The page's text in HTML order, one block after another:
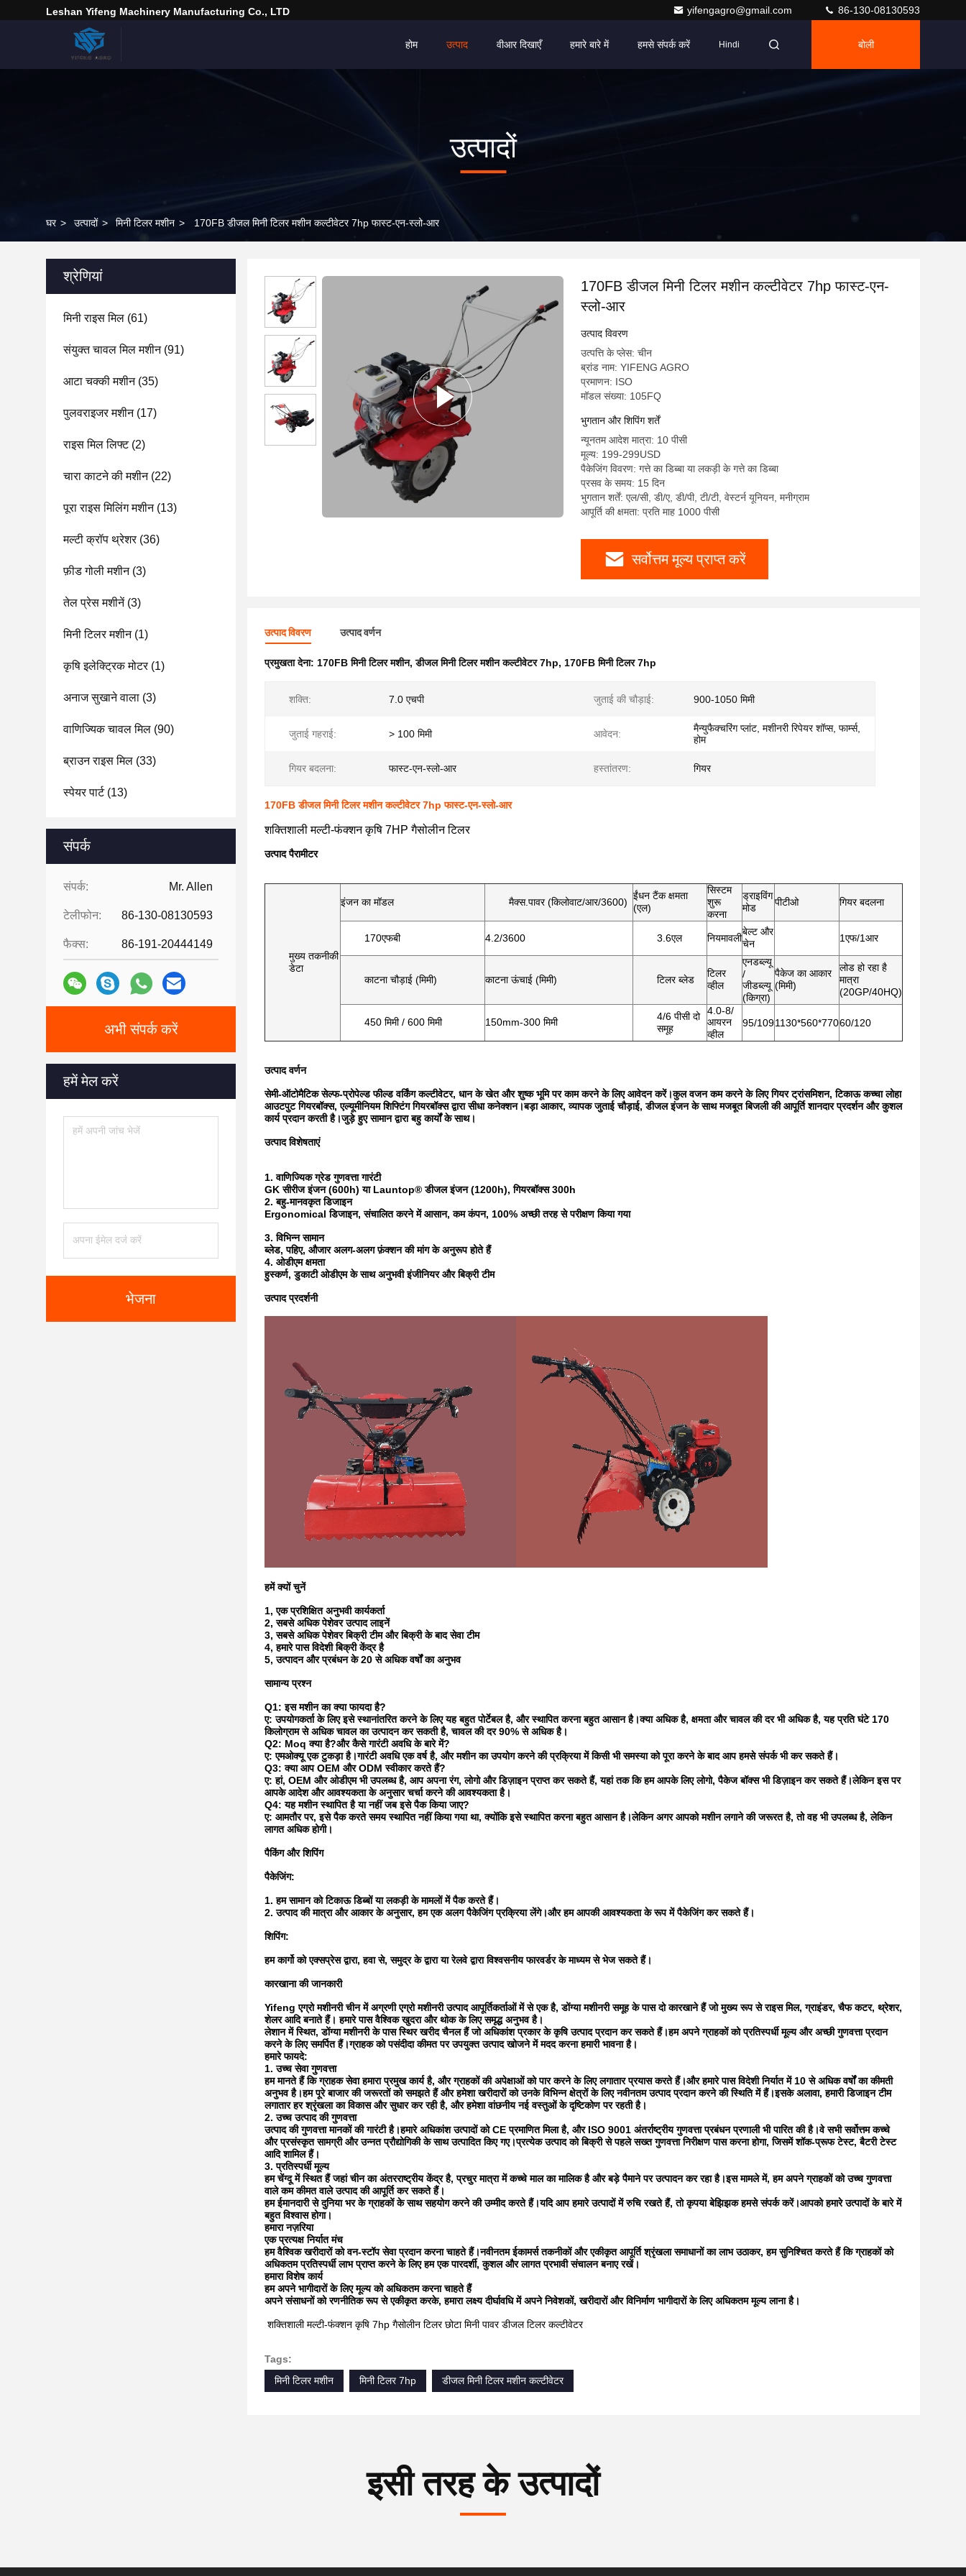
Leshan Yifeng Machinery Manufacturing Co., LTD yifengagro@gmail.com 86-130-08130593
होम उत्पाद वीआर दिखाएँ हमारे बारे में हमसे संपर्क करें Hindi बोली
उत्पादों
घर > उत्पादों > मिनी टिलर मशीन > 170FB डीजल मिनी टिलर मशीन कल्टीवेटर 7hp फास्ट-एन-स्लो-आर
श्रेणियां
मिनी राइस मिल (61)
संयुक्त चावल मिल मशीन(91)
आटा चक्की मशीन(35)
पुलवराइजर मशीन(17)
राइस मिल लिफ्ट(2)
चारा काटने की मशीन(22)
पूरा राइस मिलिंग मशीन(13)
मल्टी क्रॉप थ्रेशर(36)
फ़ीड गोली मशीन(3)
तेल प्रेस मशीनें(3)
मिनी टिलर मशीन(1)
कृषि इलेक्ट्रिक मोटर(1)
अनाज सुखाने वाला (3)
वाणिज्यिक चावल मिल (90)
ब्राउन राइस मिल (33)
स्पेयर पार्ट(13)
संपर्क
संपर्क: Mr. Allen
टेलीफोन: 86-130-08130593
फैक्स: 86-191-20444149
अभी संपर्क करें
हमें मेल करें
भेजना
170FB डीजल मिनी टिलर मशीन कल्टीवेटर 7hp फास्ट-एन-
स्लो-आर
उत्पाद विवरण
उत्पत्ति के प्लेस: चीन
ब्रांड नाम: YIFENG AGRO
प्रमाणन: ISO
मॉडल संख्या: 105FQ
भुगतान और शिपिंग शर्तें
न्यूनतम आदेश मात्रा: 10 पीसी
मूल्य: 199-299USD
पैकेजिंग विवरण: गत्ते का डिब्बा या लकड़ी के गत्ते का डिब्बा
प्रसव के समय: 15 दिन
भुगतान शर्तें: एल/सी, डी/ए, डी/पी, टी/टी, वेस्टर्न यूनियन, मनीग्राम
आपूर्ति की क्षमता: प्रति माह 1000 पीसी
सर्वोत्तम मूल्य प्राप्त करें
उत्पाद विवरण उत्पाद वर्णन
प्रमुखता देना: 170FB मिनी टिलर मशीन,डीजल मिनी टिलर मशीन कल्टीवेटर 7hp, 170FB मिनी टिलर 7hp
शक्ति: 7.0 एचपी जुताई की चौड़ाई: 900-1050 मिमी
जुताई गहराई: > 100 मिमी आवेदन:
मैन्युफैक्चरिंग प्लांट, मशीनरी रिपेयर शॉप्स, फार्म्स,
होम
गियर बदलना: फास्ट-एन-स्लो-आर हस्तांतरण: गियर
170FB डीजल मिनी टिलर मशीन कल्टीवेटर 7hp फास्ट-एन-स्लो-आर
शक्तिशाली मल्टी-फंक्शन कृषि 7HP गैसोलीन टिलर
उत्पाद पैरामीटर
मुख्य तकनीकी
डेटा
इंजन का मॉडल मैक्स.पावर (किलोवाट/आर/3600)
ईंधन टैंक क्षमता
(एल)
सिस्टम
शुरू
करना
ड्राइविंग
मोड
पीटीओ गियर बदलना
170एफबी 4.2/3600 3.6एल नियमावली
बेल्ट और
चेन
1एफ/1आर
काटना चौड़ाई (मिमी) काटना ऊंचाई (मिमी) टिलर ब्लेड
टिलर
व्हील
एनडब्ल्यू
/
जीडब्ल्यू
(किग्रा)
पैकेज का आकार
(मिमी)
लोड हो रहा है
मात्रा
(20GP/40HQ)
450 मिमी / 600 मिमी 150mm-300 मिमी
4/6 पीसी दो
समूह
4.0-8/
आयरन
व्हील
95/1091130*560*77060/120
उत्पाद वर्णन
सेमी-ऑटोमैटिक सेल्फ-प्रोपेल्ड फील्ड वर्किंग कल्टीवेटर, धान के खेत और शुष्क भूमि पर काम करने के लिए आवेदन करें।कुल वजन कम करने के लिए गियर ट्रांसमिशन, टिकाऊ कच्चा लोहा
आउटपुट गियरबॉक्स, एल्यूमीनियम शिफ्टिंग गियरबॉक्स द्वारा सीधा कनेक्शन।बड़ा आकार, व्यापक जुताई चौड़ाई, डीजल इंजन के साथ मजबूत बिजली की आपूर्ति शानदार प्रदर्शन और कुशल
कार्य प्रदान करती है।जुड़े हुए सामान द्वारा बहु कार्यों के साथ।
उत्पाद विशेषताएं
1. वाणिज्यिक ग्रेड गुणवत्ता गारंटी
GK सीरीज इंजन (600h) या Launtop® डीजल इंजन (1200h), गियरबॉक्स 300h
2. बहु-मानवकृत डिजाइन
Ergonomical डिजाइन, संचालित करने में आसान, कम कंपन, 100% अच्छी तरह से परीक्षण किया गया
3. विभिन्न सामान
ब्लेड, पहिए, औजार अलग-अलग फ़ंक्शन की मांग के अनुरूप होते हैं
4. ओडीएम क्षमता
हुस्कर्ण, डुकाटी ओडीएम के साथ अनुभवी इंजीनियर और बिक्री टीम
उत्पाद प्रदर्शनी
हमें क्यों चुनें
1, एक प्रशिक्षित अनुभवी कार्यकर्ता
2, सबसे अधिक पेशेवर उत्पाद लाइनें
3, सबसे अधिक पेशेवर बिक्री टीम और बिक्री के बाद सेवा टीम
4, हमारे पास विदेशी बिक्री केंद्र है
5, उत्पादन और प्रबंधन के 20 से अधिक वर्षों का अनुभव
सामान्य प्रश्न
Q1: इस मशीन का क्या फायदा है?
ए: उपयोगकर्ता के लिए इसे स्थानांतरित करने के लिए यह बहुत पोर्टेबल है, और स्थापित करना बहुत आसान है।क्या अधिक है, क्षमता और चावल की दर भी अधिक है, यह प्रति घंटे 170
किलोग्राम से अधिक चावल का उत्पादन कर सकती है, चावल की दर 90% से अधिक है।
Q2: Moq क्या है?और कैसे गारंटी अवधि के बारे में?
ए: एमओक्यू एक टुकड़ा है।गारंटी अवधि एक वर्ष है, और मशीन का उपयोग करने की प्रक्रिया में किसी भी समस्या को पूरा करने के बाद आप हमसे संपर्क भी कर सकते हैं।
Q3: क्या आप OEM और ODM स्वीकार करते हैं?
ए: हां, OEM और ओडीएम भी उपलब्ध है, आप अपना रंग, लोगो और डिज़ाइन प्राप्त कर सकते हैं, यहां तक ​​कि हम आपके लिए लोगो, पैकेज बॉक्स भी डिज़ाइन कर सकते हैं।लेकिन इस पर
आपके आदेश और आवश्यकता के अनुसार चर्चा करने की आवश्यकता है।
Q4: यह मशीन स्थापित है या नहीं जब इसे पैक किया जाए?
ए: आमतौर पर, इसे पैक करते समय स्थापित नहीं किया गया था, क्योंकि इसे स्थापित करना बहुत आसान है।लेकिन अगर आपको मशीन लगाने की जरूरत है, तो वह भी उपलब्ध है, लेकिन
लागत अधिक होगी।
पैकिंग और शिपिंग
पैकेजिंग:
1. हम सामान को टिकाऊ डिब्बों या लकड़ी के मामलों में पैक करते हैं।
2. उत्पाद की मात्रा और आकार के अनुसार, हम एक अलग पैकेजिंग प्रक्रिया लेंगे।और हम आपकी आवश्यकता के रूप में पैकेजिंग कर सकते हैं।
शिपिंग:
हम कार्गो को एक्सप्रेस द्वारा, हवा से, समुद्र के द्वारा या रेलवे द्वारा विश्वसनीय फारवर्डर के माध्यम से भेज सकते हैं।
कारखाना की जानकारी
Yifeng एग्रो मशीनरी चीन में अग्रणी एग्रो मशीनरी उत्पाद आपूर्तिकर्ताओं में से एक है, डोंग्या मशीनरी समूह के पास दो कारखाने हैं जो मुख्य रूप से राइस मिल, ग्राइंडर, चैफ कटर, थ्रेशर,
शेलर आदि बनाते हैं। हमारे पास वैश्विक खुदरा और थोक के लिए समृद्ध अनुभव है।
लेशान में स्थित, डोंग्या मशीनरी के पास स्थिर खरीद चैनल हैं जो अधिकांश प्रकार के कृषि उत्पाद प्रदान कर सकते हैं।हम अपने ग्राहकों को प्रतिस्पर्धी मूल्य और अच्छी गुणवत्ता प्रदान
करने के लिए समर्पित हैं।ग्राहक को पसंदीदा कीमत पर उपयुक्त उत्पाद खोजने में मदद करना हमारी भावना है।
हमारे फायदे:
1. उच्च सेवा गुणवत्ता
हम मानते हैं कि ग्राहक सेवा हमारा प्रमुख कार्य है, और ग्राहकों की अपेक्षाओं को पार करने के लिए लगातार प्रयास करते हैं।और हमारे पास विदेशी निर्यात में 10 से अधिक वर्षों का कीमती
अनुभव है।हम पूरे बाजार की जरूरतों को समझते हैं और हमेशा खरीदारों को उनके विभिन्न क्षेत्रों के लिए नवीनतम उत्पाद प्रदान करने की स्थिति में हैं।इसके अलावा, हमारी डिजाइन टीम
लगातार हर श्रृंखला का विकास और सुधार कर रही है, और हमेशा वांछनीय नई वस्तुओं के दृष्टिकोण पर रहती है।
2. उच्च उत्पाद की गुणवत्ता
उत्पाद की गुणवत्ता मानकों की गारंटी है।हमारे अधिकांश उत्पादों को CE प्रमाणित मिला है, और ISO 9001 अंतर्राष्ट्रीय गुणवत्ता प्रबंधन प्रणाली भी पारित की है।वे सभी सर्वोत्तम कच्चे
और प्रसंस्कृत सामग्री और उन्नत प्रौद्योगिकी के साथ उत्पादित किए गए।प्रत्येक उत्पाद को बिक्री से पहले सख्त गुणवत्ता निरीक्षण पास करना होगा, जिसमें शॉक-प्रूफ टेस्ट, बैटरी टेस्ट
आदि शामिल हैं।
3. प्रतिस्पर्धी मूल्य
हम चेंग्दू में स्थित हैं जहां चीन का अंतरराष्ट्रीय केंद्र है, प्रचुर मात्रा में कच्चे माल का मालिक है और बड़े पैमाने पर उत्पादन कर रहा है।इस मामले में, हम अपने ग्राहकों को उच्च गुणवत्ता
वाले कम कीमत वाले उत्पाद की आपूर्ति कर सकते हैं।
हम ईमानदारी से दुनिया भर के ग्राहकों के साथ सहयोग करने की उम्मीद करते हैं।यदि आप हमारे उत्पादों में रुचि रखते हैं, तो कृपया बेझिझक हमसे संपर्क करें।आपको हमारे उत्पादों के बारे में
बहुत विश्वास होगा।
हमारा नज़रिया
एक प्रत्यक्ष निर्यात मंच
हम वैश्विक खरीदारों को वन-स्टॉप सेवा प्रदान करना चाहते हैं।नवीनतम ईकामर्स तकनीकों और एकीकृत आपूर्ति श्रृंखला समाधानों का लाभ उठाकर, हम सुनिश्चित करते हैं कि ग्राहकों को
अधिकतम प्रतिस्पर्धी लाभ प्राप्त करने के लिए हम एक पारदर्शी, कुशल और लागत प्रभावी संचालन बनाए रखें।
हमारा विशेष कार्य
हम अपने भागीदारों के लिए मूल्य को अधिकतम करना चाहते हैं
अपने संसाधनों को रणनीतिक रूप से एकीकृत करके, हमारा लक्ष्य दीर्घावधि में अपने निवेशकों, खरीदारों और विनिर्माण भागीदारों के लिए अधिकतम मूल्य लाना है।
शक्तिशाली मल्टी-फंक्शन कृषि 7hp गैसोलीन टिलर छोटा मिनी पावर डीजल टिलर कल्टीवेटर
Tags:
मिनी टिलर मशीन
मिनी टिलर 7hp डीजल मिनी टिलर मशीन कल्टीवेटर
इसी तरह के उत्पादों